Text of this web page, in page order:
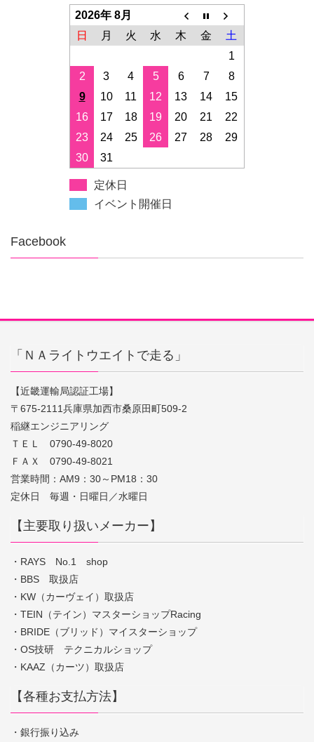
2026年 8月
日
月 火 水 木 金
土
1
2
3 4 5 6 7
8
9
10 11 12 13 14
15
16
17 18 19 20 21
22
23
24 25 26 27 28
29
30
31
定休日
イベント開催日
Facebook
「ＮＡライトウエイトで走る」
【近畿運輸局認証工場】
〒675-2111兵庫県加西市桑原田町509-2
稲継エンジニアリング
ＴＥＬ 0790-49-8020
ＦＡＸ 0790-49-8021
営業時間：AM9：30～PM18：30
定休日 毎週・日曜日／水曜日
【主要取り扱いメーカー】
・RAYS No.1 shop
・BBS 取扱店
・KW（カーヴェイ）取扱店
・TEIN（テイン）マスターショップRacing
・BRIDE（ブリッド）マイスターショップ
・OS技研 テクニカルショップ
・KAAZ（カーツ）取扱店
【各種お支払方法】
・銀行振り込み